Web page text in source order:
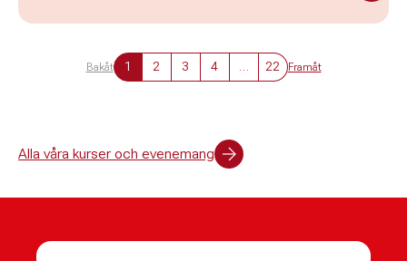
Bakåt 1 2 3 4 22 Framåt
Alla våra kurser och evenemang